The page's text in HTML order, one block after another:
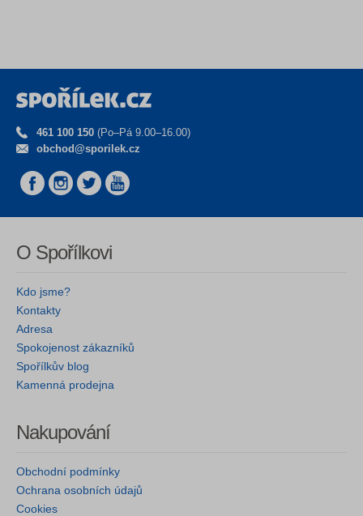
461 100 150 (Po–Pá 9.00–16.00)
obchod@sporilek.cz
O Spořílkovi
Kdo jsme?
Kontakty
Adresa
Spokojenost zákazníků
Spořílkův blog
Kamenná prodejna
Nakupování
Obchodní podmínky
Ochrana osobních údajů
Cookies